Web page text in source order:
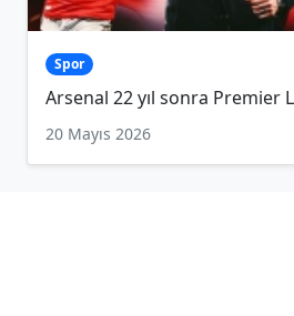
Spor
Arsenal 22 yıl sonra Premier
20 Mayıs 2026